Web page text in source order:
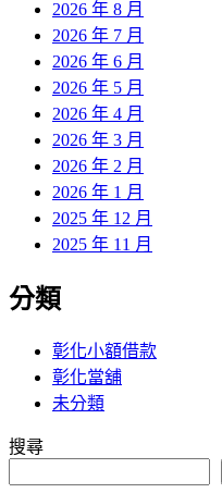
2026 年 8 月
2026 年 7 月
2026 年 6 月
2026 年 5 月
2026 年 4 月
2026 年 3 月
2026 年 2 月
2026 年 1 月
2025 年 12 月
2025 年 11 月
分類
彰化小額借款
彰化當舖
未分類
搜尋